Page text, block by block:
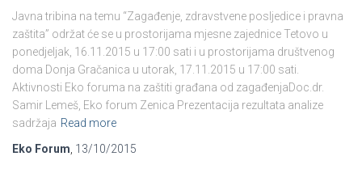
Javna tribina na temu “Zagađenje, zdravstvene posljedice i pravna
zaštita” održat će se u prostorijama mjesne zajednice Tetovo u
ponedjeljak, 16.11.2015 u 17:00 sati i u prostorijama društvenog
doma Donja Gračanica u utorak, 17.11.2015 u 17:00 sati.
Aktivnosti Eko foruma na zaštiti građana od zagađenjaDoc.dr.
Samir Lemeš, Eko forum Zenica Prezentacija rezultata analize
sadržaja Read more
Eko Forum, 13/10/2015